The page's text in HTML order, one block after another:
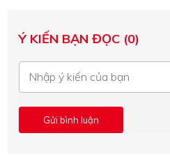
Ý KIẾN BẠN ĐỌC (0)